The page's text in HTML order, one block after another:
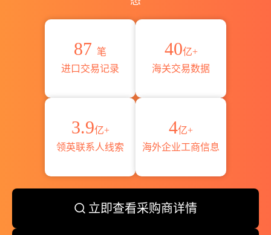
87 笔
进口交易记录
40亿+
海关交易数据
3.9亿+
领英联系人线索
4亿+
海外企业工商信息
立即查看采购商详情